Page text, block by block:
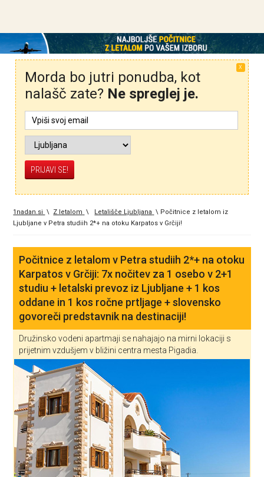
X
Morda bo jutri ponudba, kot
nalašč zate? Ne spreglej je.
1nadan.si \ Z letalom \ Letališče Ljubljana \ Počitnice z letalom iz
Ljubljane v Petra studiih 2*+ na otoku Karpatos v Grčiji!
Počitnice z letalom v Petra studiih 2*+ na otoku
Karpatos v Grčiji: 7x nočitev za 1 osebo v 2+1
studiu + letalski prevoz iz Ljubljane + 1 kos
oddane in 1 kos ročne prtljage + slovensko
govoreči predstavnik na destinaciji!
Družinsko vodeni apartmaji se nahajajo na mirni lokaciji s
prijetnim vzdušjem v bližini centra mesta Pigadia.